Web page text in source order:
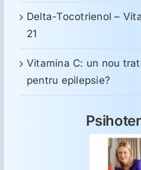
Delta-Tocotrienol –
21
Vitamina C: un nou
pentru epilepsie?